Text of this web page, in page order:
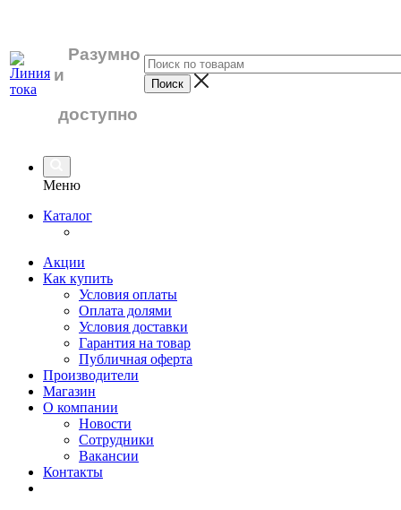
Разумно
и
доступно
Меню
Каталог
Акции
Как купить
Условия оплаты
Оплата долями
Условия доставки
Гарантия на товар
Публичная оферта
Производители
Магазин
О компании
Новости
Сотрудники
Вакансии
Контакты